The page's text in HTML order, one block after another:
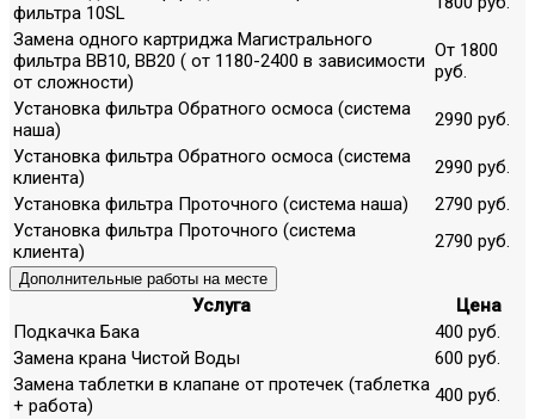
фильтра 10SL
Замена одного картриджа Магистрального
фильтра ВВ10, ВВ20 ( от 1180-2400 в зависимости
от сложности)
От 1800
руб.
Установка фильтра Обратного осмоса (система
наша)
2990 руб.
Установка фильтра Обратного осмоса (система
клиента)
2990 руб.
Установка фильтра Проточного (система наша)
2790 руб.
Установка фильтра Проточного (система
клиента)
2790 руб.
Дополнительные работы на месте
Услуга
Цена
Подкачка Бака
400 руб.
Замена крана Чистой Воды
600 руб.
Замена таблетки в клапане от протечек (таблетка
+ работа)
400 руб.